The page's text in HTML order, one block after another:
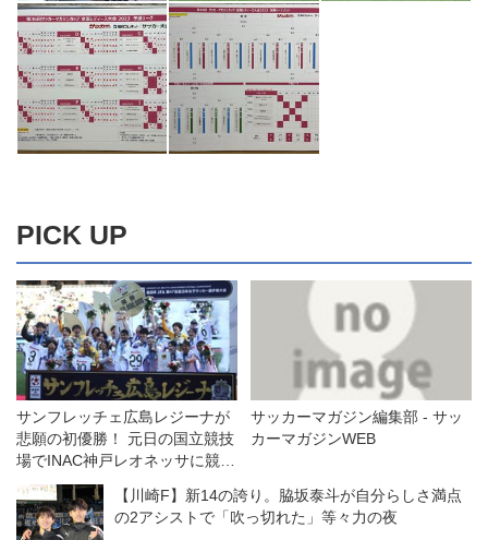
PICK UP
サンフレッチェ広島レジーナが
悲願の初優勝！ 元日の国立競技
場でINAC神戸レオネッサに競り
勝つ◎皇后杯決勝
サッカーマガジン編集部 - サッ
カーマガジンWEB
【川崎F】新14の誇り。脇坂泰斗が自分らしさ満点
の2アシストで「吹っ切れた」等々力の夜